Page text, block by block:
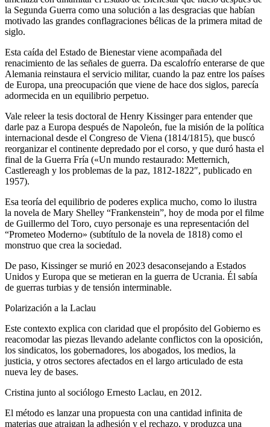
la Segunda Guerra como una solución a las desgracias que habían
motivado las grandes conflagraciones bélicas de la primera mitad de
siglo.
Esta caída del Estado de Bienestar viene acompañada del
renacimiento de las señales de guerra. Da escalofrío enterarse de que
Alemania reinstaura el servicio militar, cuando la paz entre los países
de Europa, una preocupación que viene de hace dos siglos, parecía
adormecida en un equilibrio perpetuo.
Vale releer la tesis doctoral de Henry Kissinger para entender que
darle paz a Europa después de Napoleón, fue la misión de la política
internacional desde el Congreso de Viena (1814/1815), que buscó
reorganizar el continente depredado por el corso, y que duró hasta el
final de la Guerra Fría («Un mundo restaurado: Metternich,
Castlereagh y los problemas de la paz, 1812-1822″, publicado en
1957).
Esa teoría del equilibrio de poderes explica mucho, como lo ilustra
la novela de Mary Shelley “Frankenstein”, hoy de moda por el filme
de Guillermo del Toro, cuyo personaje es una representación del
“Prometeo Moderno» (subtítulo de la novela de 1818) como el
monstruo que crea la sociedad.
De paso, Kissinger se murió en 2023 desaconsejando a Estados
Unidos y Europa que se metieran en la guerra de Ucrania. Él sabía
de guerras turbias y de tensión interminable.
Polarización a la Laclau
Este contexto explica con claridad que el propósito del Gobierno es
reacomodar las piezas llevando adelante conflictos con la oposición,
los sindicatos, los gobernadores, los abogados, los medios, la
justicia, y otros sectores afectados en el largo articulado de esta
nueva ley de bases.
Cristina junto al sociólogo Ernesto Laclau, en 2012.
El método es lanzar una propuesta con una cantidad infinita de
materias que atraigan la adhesión y el rechazo, y produzca una